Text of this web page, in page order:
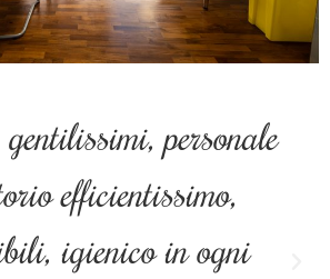
personale
efficientissimo,
igienico in ogni